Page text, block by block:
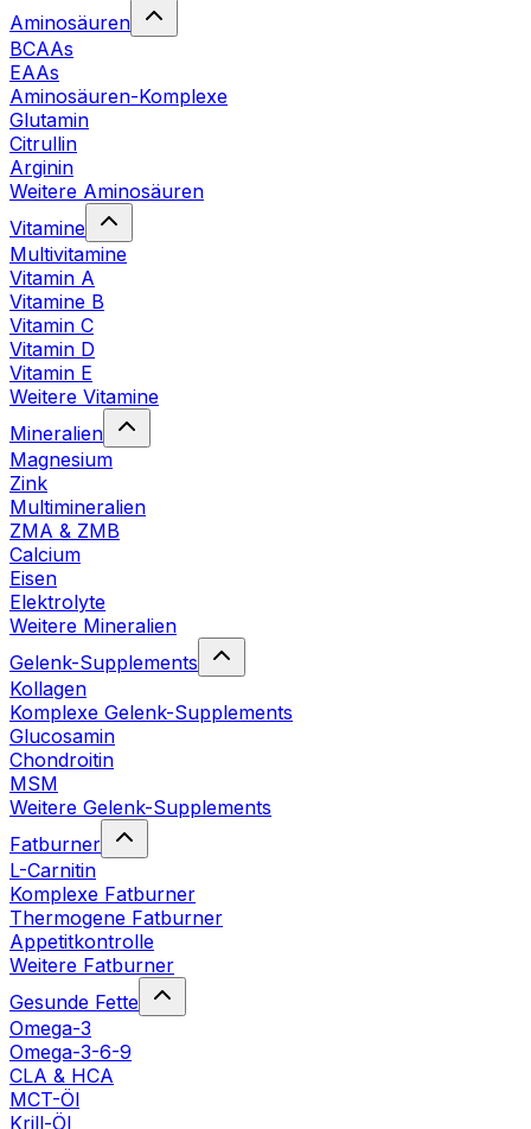
Aminosäuren
BCAAs
EAAs
Aminosäuren-Komplexe
Glutamin
Citrullin
Arginin
Weitere Aminosäuren
Vitamine
Multivitamine
Vitamin A
Vitamine B
Vitamin C
Vitamin D
Vitamin E
Weitere Vitamine
Mineralien
Magnesium
Zink
Multimineralien
ZMA & ZMB
Calcium
Eisen
Elektrolyte
Weitere Mineralien
Gelenk-Supplements
Kollagen
Komplexe Gelenk-Supplements
Glucosamin
Chondroitin
MSM
Weitere Gelenk-Supplements
Fatburner
L-Carnitin
Komplexe Fatburner
Thermogene Fatburner
Appetitkontrolle
Weitere Fatburner
Gesunde Fette
Omega-3
Omega-3-6-9
CLA & HCA
MCT-Öl
Krill-Öl